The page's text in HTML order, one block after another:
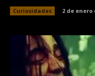
Curiosidades 2 de enero